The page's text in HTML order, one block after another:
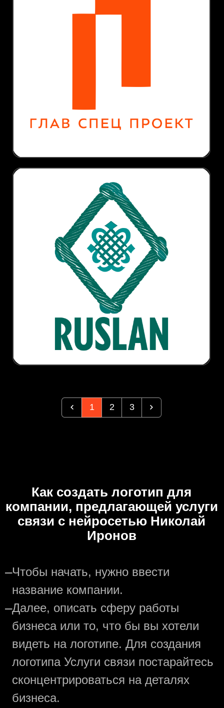
1 2 3
Как создать логотип для
компании, предлагающей услуги
связи с нейросетью Николай
Иронов
—Чтобы начать, нужно ввести
название компании.
—Далее, описать сферу работы
бизнеса или то, что бы вы хотели
видеть на логотипе. Для создания
логотипа Услуги связи постарайтесь
сконцентрироваться на деталях
бизнеса.